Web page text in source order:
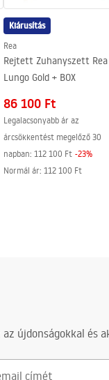
az üveg egyik oldalán
Kiárusítás
Rea
Rejtett Zuhanyszett Rea
Lungo Gold + BOX
86 100 Ft
Legalacsonyabb ár az
árcsökkentést megelőző 30
napban: 112 100 Ft -23%
Normál ár: 112 100 Ft
újdonságokkal és